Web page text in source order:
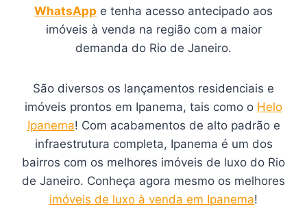
WhatsApp e tenha acesso antecipado aos
imóveis à venda na região com a maior
demanda do Rio de Janeiro.
São diversos os lançamentos residenciais e
imóveis prontos em Ipanema, tais como o Helo
Ipanema! Com acabamentos de alto padrão e
infraestrutura completa, Ipanema é um dos
bairros com os melhores imóveis de luxo do Rio
de Janeiro. Conheça agora mesmo os melhores
imóveis de luxo à venda em Ipanema!